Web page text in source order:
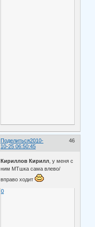
Поделиться 46
2010-
10-25 06:50:45
Кириллов Кирилл , у меня с
ним МТшка сама влево/
вправо ходит
0